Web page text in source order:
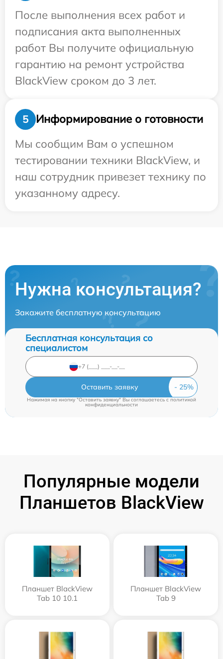
После выполнения всех работ и
подписания акта выполненных
работ Вы получите официальную
гарантию на ремонт устройства
BlackView сроком до 3 лет.
5
Информирование о готовности
Мы сообщим Вам о успешном
тестировании техники BlackView, и
наш сотрудник привезет технику по
указанному адресу.
Нужна консультация?
Закажите бесплатную консультацию
Бесплатная консультация со
специалистом
Оставить заявку
Нажимая на кнопку "Оставить заявку" Вы соглашаетесь cполитикой
конфиденциальности
Популярные модели
Планшетов BlackView
Планшет BlackView
Tab 10 10.1
Планшет BlackView
Tab 9